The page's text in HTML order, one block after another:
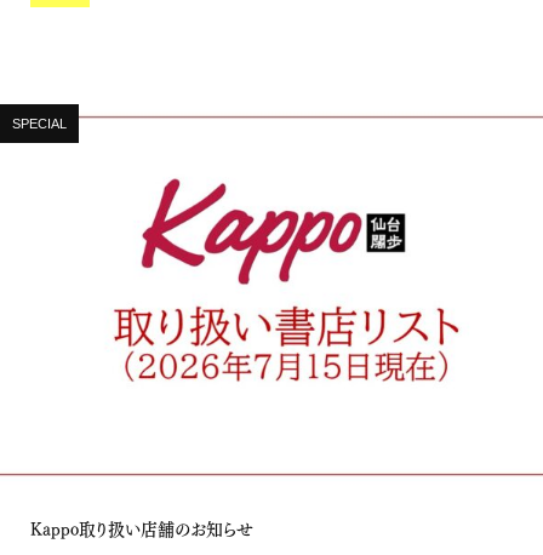
SPECIAL
Kappo取り扱い店舗のお知らせ